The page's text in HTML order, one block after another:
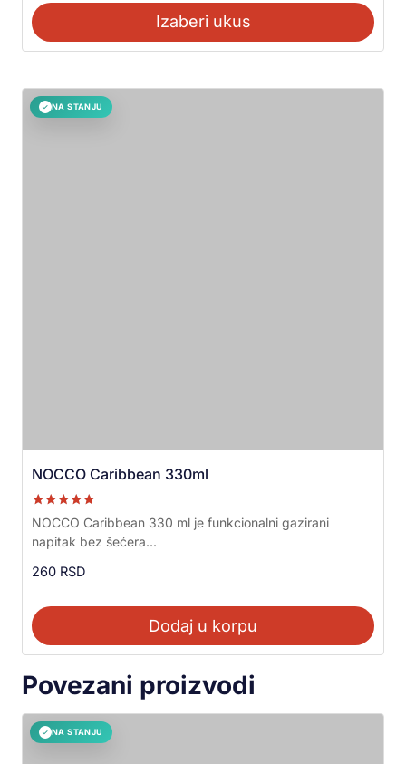
Izaberi ukus
✓ NA STANJU
NOCCO Caribbean 330ml
Ocenjeno sa
5.00
od 5
NOCCO Caribbean 330 ml je funkcionalni gazirani
napitak bez šećera...
260 RSD
Dodaj u korpu
Povezani proizvodi
✓ NA STANJU